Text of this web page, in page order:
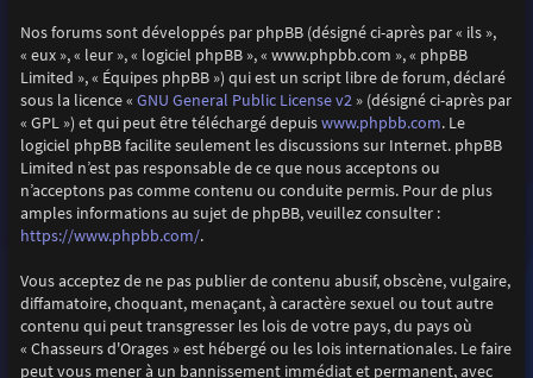
Nos forums sont développés par phpBB (désigné ci-après par « ils »,
« eux », « leur », « logiciel phpBB », « www.phpbb.com », « phpBB
Limited », « Équipes phpBB ») qui est un script libre de forum, déclaré
sous la licence « GNU General Public License v2» (désigné ci-après par
« GPL ») et qui peut être téléchargé depuiswww.phpbb.com. Le
logiciel phpBB facilite seulement les discussions sur Internet. phpBB
Limited n’est pas responsable de ce que nous acceptons ou
n’acceptons pas comme contenu ou conduite permis. Pour de plus
amples informations au sujet de phpBB, veuillez consulter :
https://www.phpbb.com/.
Vous acceptez de ne pas publier de contenu abusif, obscène, vulgaire,
diffamatoire, choquant, menaçant, à caractère sexuel ou tout autre
contenu qui peut transgresser les lois de votre pays, du pays où
« Chasseurs d'Orages » est hébergé ou les lois internationales. Le faire
peut vous mener à un bannissement immédiat et permanent, avec